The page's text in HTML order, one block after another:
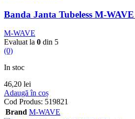
Banda Janta Tubeless M-
M-WAVE
Evaluat la 0 din 5
(0)
In stoc
46,20 lei
Adaugă în coș
Cod Produs: 519821
Brand M-WAVE